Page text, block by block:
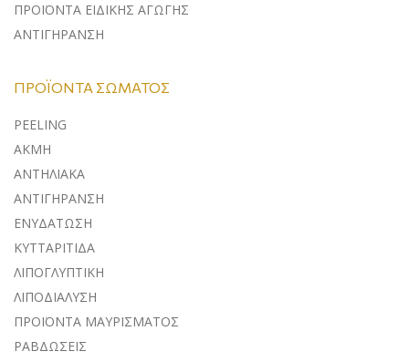
ΠΡΟΪΟΝΤΑ ΕΙΔΙΚΗΣ ΑΓΩΓΗΣ
ΑΝΤΙΓΗΡΑΝΣΗ
ΠΡΟΪΌΝΤΑ ΣΏΜΑΤΟΣ
PEELING
ΑΚΜΗ
ΑΝΤΗΛΙΑΚΑ
ΑΝΤΙΓΗΡΑΝΣΗ
ΕΝΥΔΑΤΩΣΗ
ΚΥΤΤΑΡΙΤΙΔΑ
ΛΙΠΟΓΛΥΠΤΙΚΗ
ΛΙΠΟΔΙΑΛΥΣΗ
ΠΡΟΪΟΝΤΑ ΜΑΥΡΙΣΜΑΤΟΣ
ΡΑΒΔΩΣΕΙΣ